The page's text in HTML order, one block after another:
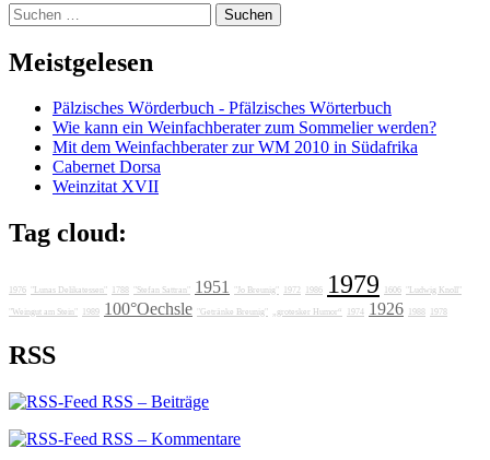
Suchen
nach:
Meistgelesen
Pälzisches Wörderbuch - Pfälzisches Wörterbuch
Wie kann ein Weinfachberater zum Sommelier werden?
Mit dem Weinfachberater zur WM 2010 in Südafrika
Cabernet Dorsa
Weinzitat XVII
Tag cloud:
1976 "Lunas Delikatessen" 1788 "Stefan Sattran" 1951 "Jo Breunig" 1972 1986 1979 1606 "Ludwig Knoll"
"Weingut am Stein" 1989 100°Oechsle "Getränke Breunig" „grotesker Humor“ 1974 1926 1988 1978
RSS
RSS – Beiträge
RSS – Kommentare